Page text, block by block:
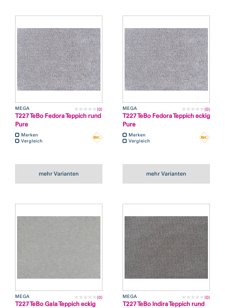
MEGA (0)
T227 TeBo Fedora Teppich rund
Pure
Merken
Vergleich
mehr Varianten
MEGA (0)
T227 TeBo Fedora Teppich eckig
Pure
Merken
Vergleich
mehr Varianten
MEGA (0)
T227 TeBo Gala Teppich eckig
MEGA (0)
T227 TeBo Indira Teppich rund